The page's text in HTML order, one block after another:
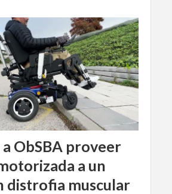
ObSBA proveer
a un
distrofia muscular